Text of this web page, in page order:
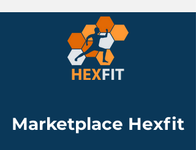
Marketplace Hexfit